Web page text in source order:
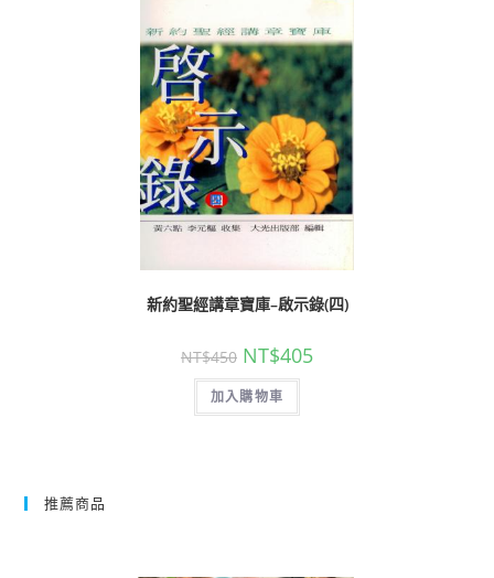
新約聖經講章寶庫–啟示錄(四)
NT$450 NT$405
加入購物車
推薦商品